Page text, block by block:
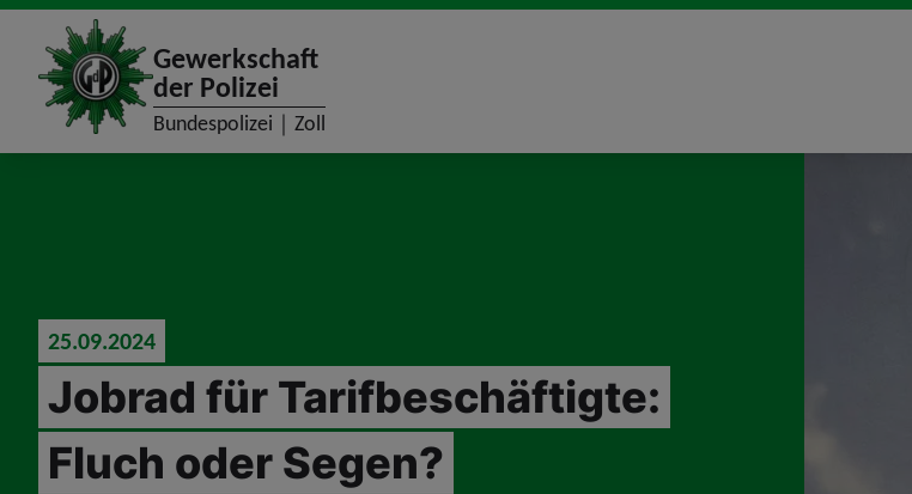
site_logo
Gewerkschaft
der Polizei
Bundespolizei｜Zoll
25.09.2024
Jobrad für Tarifbeschäftigte:
Fluch oder Segen?